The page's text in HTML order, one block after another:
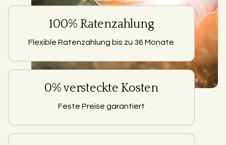
100% Ratenzahlung
Flexible Ratenzahlung bis zu 36 Monate
0% versteckte Kosten
Feste Preise garantiert